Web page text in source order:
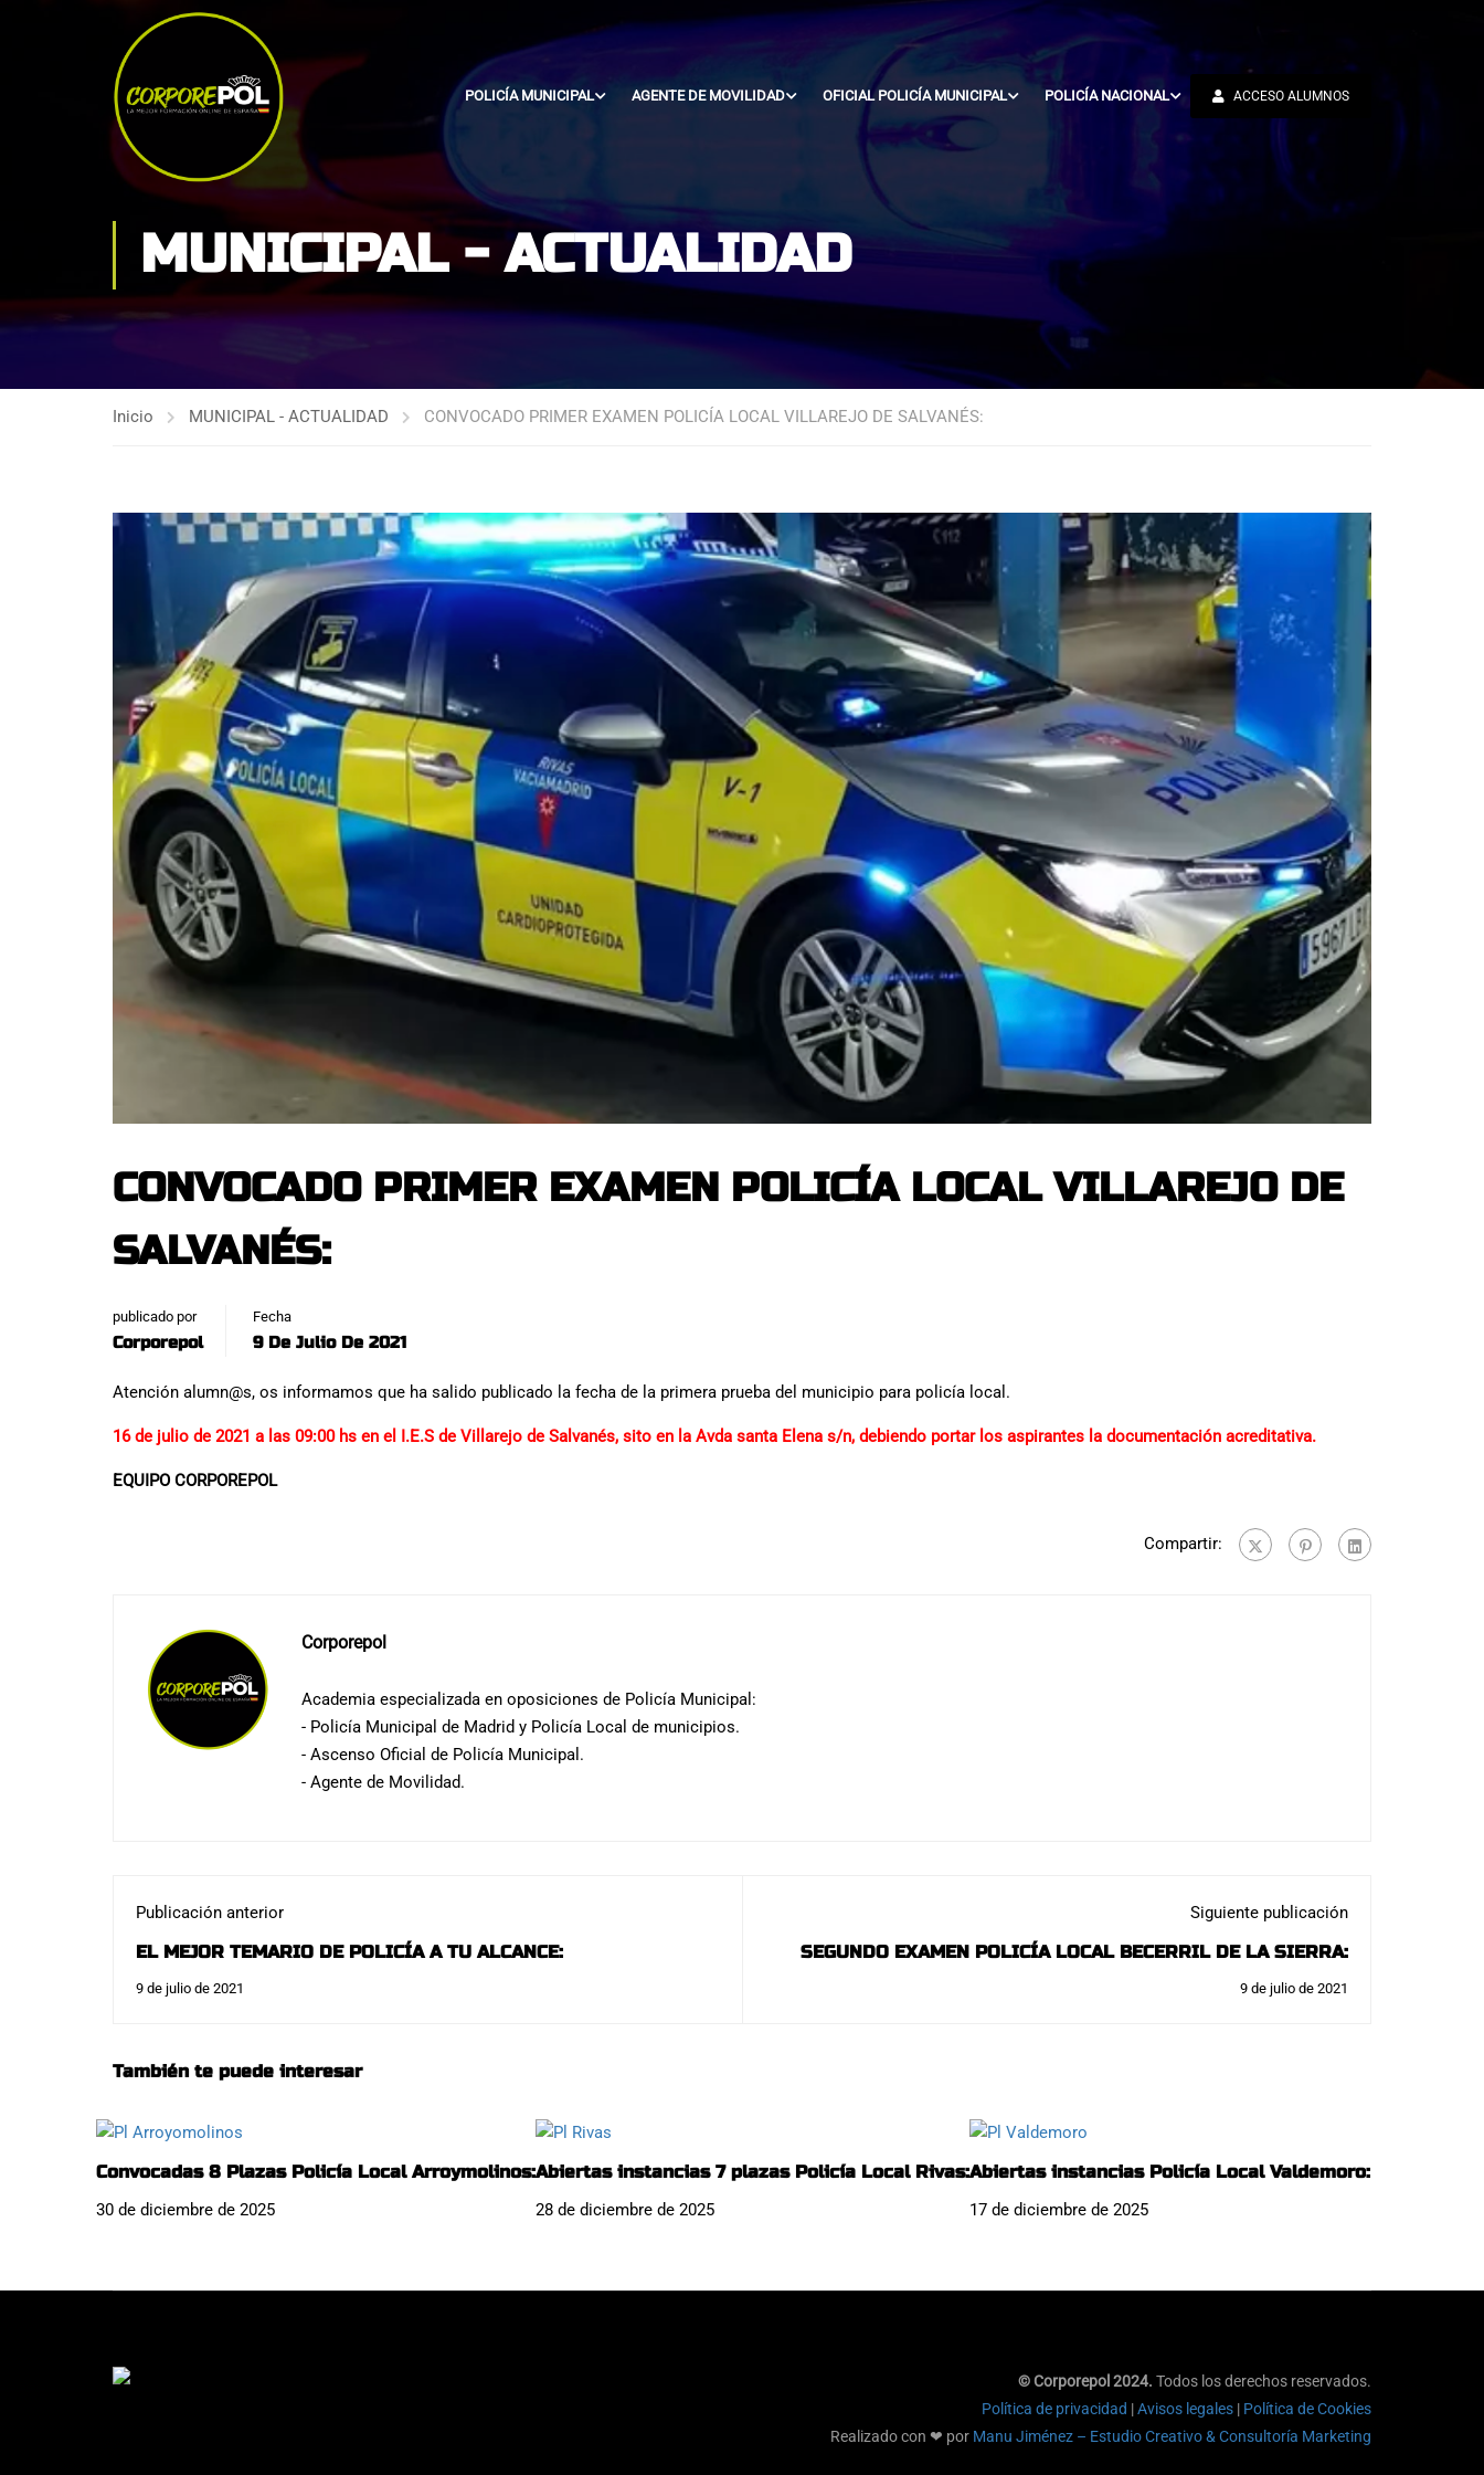
POLICÍA MUNICIPAL AGENTE DE MOVILIDAD OFICIAL POLICÍA MUNICIPAL POLICÍA NACIONAL ACCESO ALUMNOS
MUNICIPAL - ACTUALIDAD
Inicio MUNICIPAL - ACTUALIDAD CONVOCADO PRIMER EXAMEN POLICÍA LOCAL VILLAREJO DE SALVANÉS:
CONVOCADO PRIMER EXAMEN POLICÍA LOCAL VILLAREJO DE
SALVANÉS:
publicado por
Corporepol
Fecha
9 De Julio De 2021
Atención alumn@s, os informamos que ha salido publicado la fecha de la primera prueba del municipio para policía local.
16 de julio de 2021 a las 09:00 hs en el I.E.S de Villarejo de Salvanés, sito en la Avda santa Elena s/n, debiendo portar los aspirantes la documentación acreditativa.
EQUIPO CORPOREPOL
Compartir:
Corporepol
Academia especializada en oposiciones de Policía Municipal:
- Policía Municipal de Madrid y Policía Local de municipios.
- Ascenso Oficial de Policía Municipal.
- Agente de Movilidad.
Publicación anterior
EL MEJOR TEMARIO DE POLICÍA A TU ALCANCE:
9 de julio de 2021
Siguiente publicación
SEGUNDO EXAMEN POLICÍA LOCAL BECERRIL DE LA SIERRA:
9 de julio de 2021
También te puede interesar
Convocadas 8 Plazas Policía Local Arroymolinos:
30 de diciembre de 2025
Abiertas instancias 7 plazas Policía Local Rivas:
28 de diciembre de 2025
Abiertas instancias Policía Local Valdemoro:
17 de diciembre de 2025
© Corporepol 2024. Todos los derechos reservados.
Política de privacidad |Avisos legales | Política de Cookies
Realizado con ❤ por Manu Jiménez – Estudio Creativo & Consultoría Marketing